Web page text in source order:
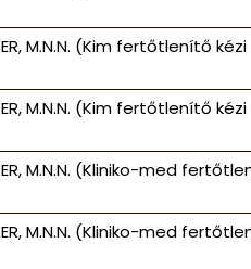
M.N.N. (Kim fertőtlenítő kézi
M.N.N. (Kim fertőtlenítő kézi
M.N.N. (Kliniko-med
M.N.N. (Kliniko-med